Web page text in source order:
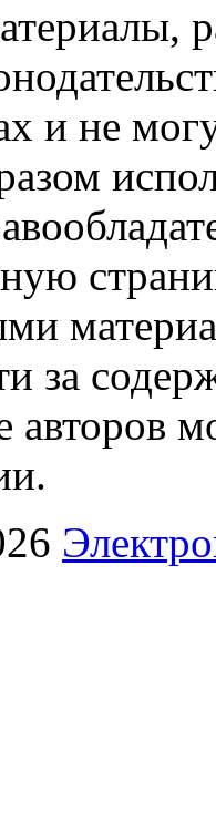
и не
за
авторов